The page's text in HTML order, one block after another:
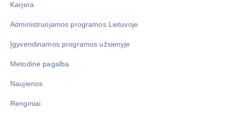
Karjera
Administruojamos programos Lietuvoje
Įgyvendinamos programos užsienyje
Metodinė pagalba
Naujienos
Renginiai